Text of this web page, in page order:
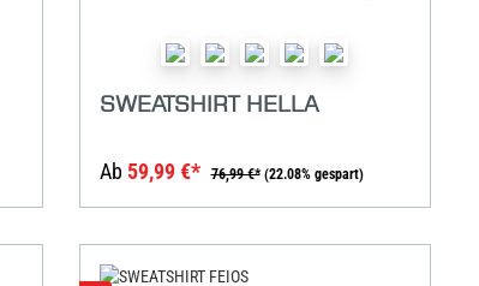
SWEATSHIRT HELLA
Ab 59,99 €* 76,99 €* (22.08% gespart)